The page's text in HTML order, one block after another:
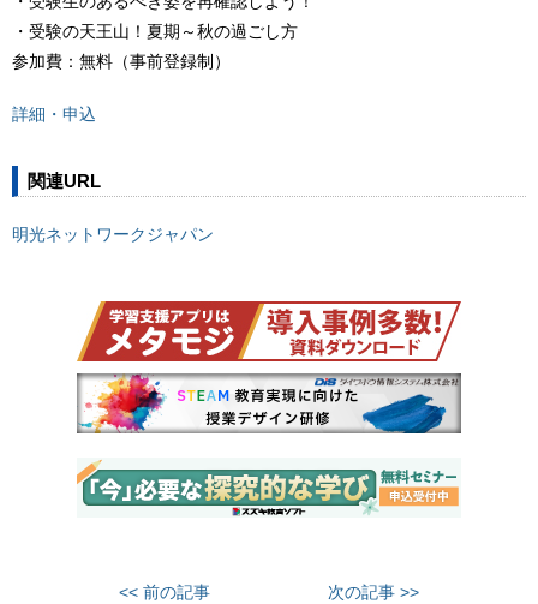
・受験の天王山！夏期～秋の過ごし方
参加費：無料（事前登録制）
詳細・申込
関連URL
明光ネットワークジャパン
<< 前の記事 次の記事 >>